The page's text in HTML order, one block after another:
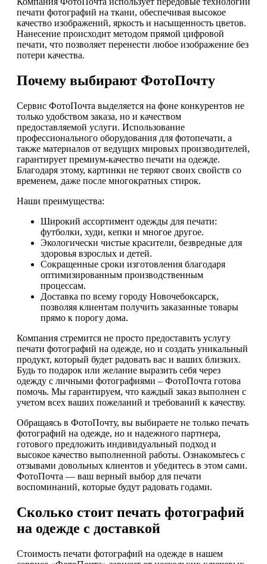
печати фотографий на ткани, обеспечивая высокое
качество изображений, яркость и насыщенность цветов.
Нанесение происходит методом прямой цифровой
печати, что позволяет перенести любое изображение без
потери качества.
Почему выбирают ФотоПочту
Сервис ФотоПочта выделяется на фоне конкурентов не
только удобством заказа, но и качеством
предоставляемой услуги. Использование
профессионального оборудования для фотопечати, а
также материалов от ведущих мировых производителей,
гарантирует премиум-качество печати на одежде.
Благодаря этому, картинки не теряют своих свойств со
временем, даже после многократных стирок.
Наши преимущества:
Широкий ассортимент одежды для печати:
футболки, худи, кепки и многое другое.
Экологически чистые красители, безвредные для
здоровья взрослых и детей.
Сокращенные сроки изготовления благодаря
оптимизированным производственным
процессам.
Доставка по всему городу Новочебоксарск,
позволяя клиентам получить заказанные товары
прямо к порогу дома.
Компания стремится не просто предоставить услугу
печати фотографий на одежде, но и создать уникальный
продукт, который будет радовать вас и ваших близких.
Будь то подарок или желание выразить себя через
одежду с личными фотографиями – ФотоПочта готова
помочь. Мы гарантируем, что каждый заказ выполнен с
учетом всех ваших пожеланий и требований к качеству.
Обращаясь в ФотоПочту, вы выбираете не только печать
фотографий на одежде, но и надежного партнера,
готового предложить индивидуальный подход и
высокое качество выполненной работы. Ознакомьтесь с
отзывами довольных клиентов и убедитесь в этом сами.
ФотоПочта — ваш верный выбор для печати
воспоминаний, которые будут радовать годами.
Сколько стоит печать фотографий
на одежде с доставкой
Стоимость печати фотографий на одежде в нашем